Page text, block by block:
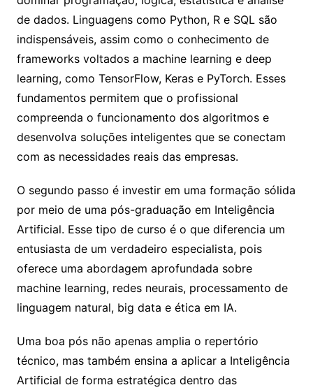
de dados. Linguagens como Python, R e SQL são
indispensáveis, assim como o conhecimento de
frameworks voltados a machine learning e deep
learning, como TensorFlow, Keras e PyTorch. Esses
fundamentos permitem que o profissional
compreenda o funcionamento dos algoritmos e
desenvolva soluções inteligentes que se conectam
com as necessidades reais das empresas.
O segundo passo é investir em uma formação sólida
por meio de uma pós-graduação em Inteligência
Artificial. Esse tipo de curso é o que diferencia um
entusiasta de um verdadeiro especialista, pois
oferece uma abordagem aprofundada sobre
machine learning, redes neurais, processamento de
linguagem natural, big data e ética em IA.
Uma boa pós não apenas amplia o repertório
técnico, mas também ensina a aplicar a Inteligência
Artificial de forma estratégica dentro das